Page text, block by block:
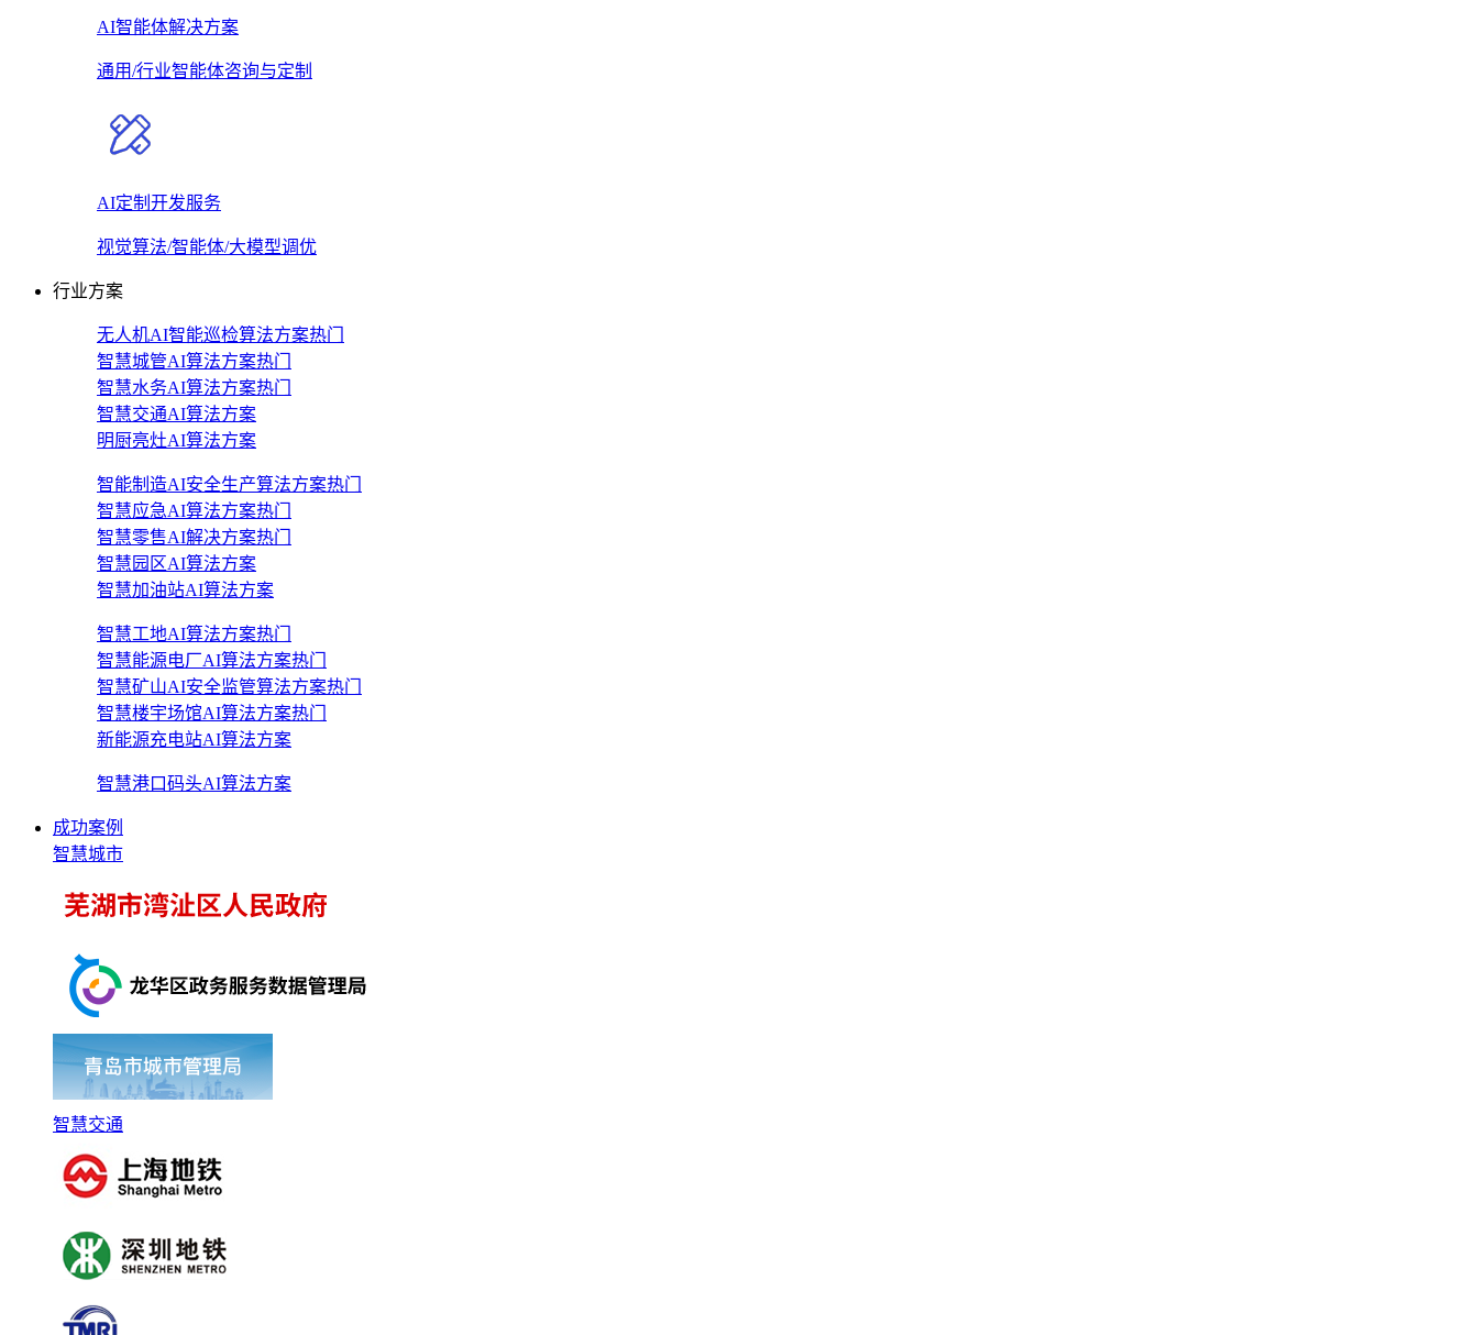
AI智能体解决方案
通用/行业智能体咨询与定制
AI定制开发服务
视觉算法/智能体/大模型调优
行业方案
无人机AI智能巡检算法方案热门
智慧城管AI算法方案热门
智慧水务AI算法方案热门
智慧交通AI算法方案
明厨亮灶AI算法方案
智能制造AI安全生产算法方案热门
智慧应急AI算法方案热门
智慧零售AI解决方案热门
智慧园区AI算法方案
智慧加油站AI算法方案
智慧工地AI算法方案热门
智慧能源电厂AI算法方案热门
智慧矿山AI安全监管算法方案热门
智慧楼宇场馆AI算法方案热门
新能源充电站AI算法方案
智慧港口码头AI算法方案
成功案例
智慧城市
智慧交通